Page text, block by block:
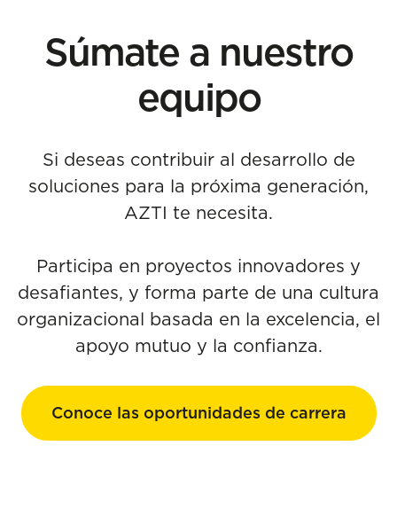
Súmate a nuestro
equipo
Si deseas contribuir al desarrollo de
soluciones para la próxima generación,
AZTI te necesita.
Participa en proyectos innovadores y
desafiantes, y forma parte de una cultura
organizacional basada en la excelencia, el
apoyo mutuo y la confianza.
Conoce las oportunidades de carrera